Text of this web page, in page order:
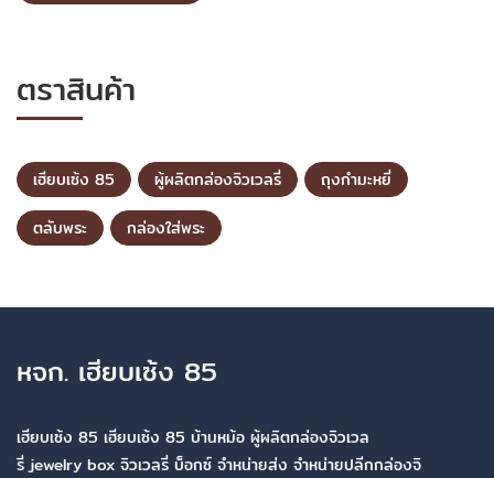
ตราสินค้า
เฮียบเซ้ง 85 ผู้ผลิตกล่องจิวเวลรี่
ถุงกำมะหยี่
ตลับพระ
กล่องใส่พระ
หจก. เฮียบเซ้ง 85
เฮียบเซ้ง 85 เฮียบเซ้ง 85 บ้านหม้อ ผู้ผลิตกล่องจิวเวล
รี่ jewelry box จิวเวลรี่ บ็อกซ์ จำหน่ายส่ง จำหน่ายปลีกกล่องจิ